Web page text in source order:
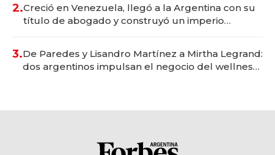
2.Creció en Venezuela, llegó a la Argentina con su
título de abogado y construyó un imperio
3.De Paredes y Lisandro Martínez a Mirtha Legrand:
dos argentinos impulsan el negocio del wellness